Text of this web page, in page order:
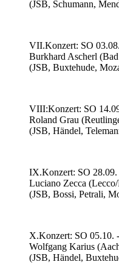
(JSB, Schumann,
VII.Konzert: SO
Burkhard Ascherl
(JSB, Buxtehude,
VIII:Konzert: SO
Roland Grau
(JSB, Händel,
IX.Konzert: SO 28.09.
Luciano Zecca
(JSB, Bossi, Petrali,
X.Konzert: SO 05.10.
Wolfgang Karius
(JSB, Händel,